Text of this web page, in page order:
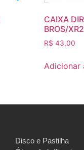
CAIXA
BROS/
R$ 43,00
Adicionar
Disco e Pastilha